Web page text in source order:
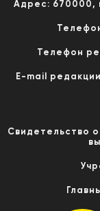
Адрес: 670000,
Телефон
E-mail
Свидетельство